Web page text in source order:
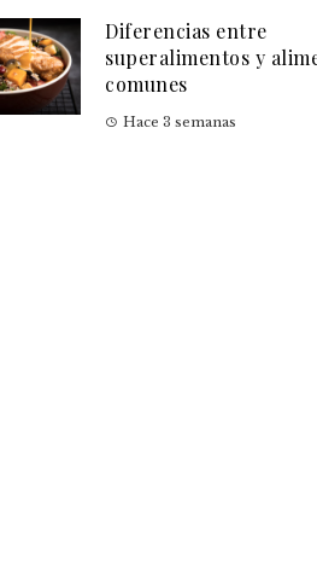
Diferencias entre
superalimentos y
comunes
Hace 3 semanas